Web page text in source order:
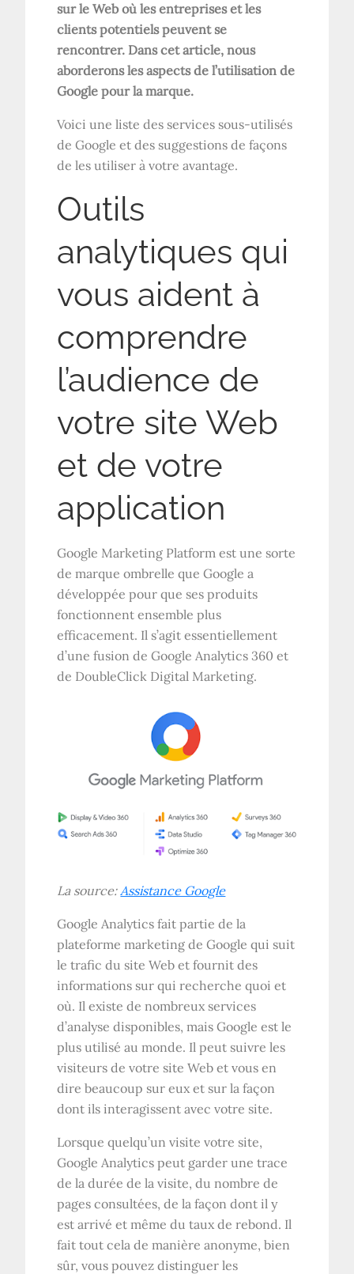
sur le Web où les entreprises et les
clients potentiels peuvent se
rencontrer. Dans cet article, nous
aborderons les aspects de l’utilisation de
Google pour la marque.
Voici une liste des services sous-utilisés
de Google et des suggestions de façons
de les utiliser à votre avantage.
Outils
analytiques qui
vous aident à
comprendre
l’audience de
votre site Web
et de votre
application
Google Marketing Platform est une sorte
de marque ombrelle que Google a
développée pour que ses produits
fonctionnent ensemble plus
efficacement. Il s’agit essentiellement
d’une fusion de Google Analytics 360 et
de DoubleClick Digital Marketing.
La source: Assistance Google
Google Analytics fait partie de la
plateforme marketing de Google qui suit
le trafic du site Web et fournit des
informations sur qui recherche quoi et
où. Il existe de nombreux services
d’analyse disponibles, mais Google est le
plus utilisé au monde. Il peut suivre les
visiteurs de votre site Web et vous en
dire beaucoup sur eux et sur la façon
dont ils interagissent avec votre site.
Lorsque quelqu’un visite votre site,
Google Analytics peut garder une trace
de la durée de la visite, du nombre de
pages consultées, de la façon dont il y
est arrivé et même du taux de rebond. Il
fait tout cela de manière anonyme, bien
sûr, vous pouvez distinguer les